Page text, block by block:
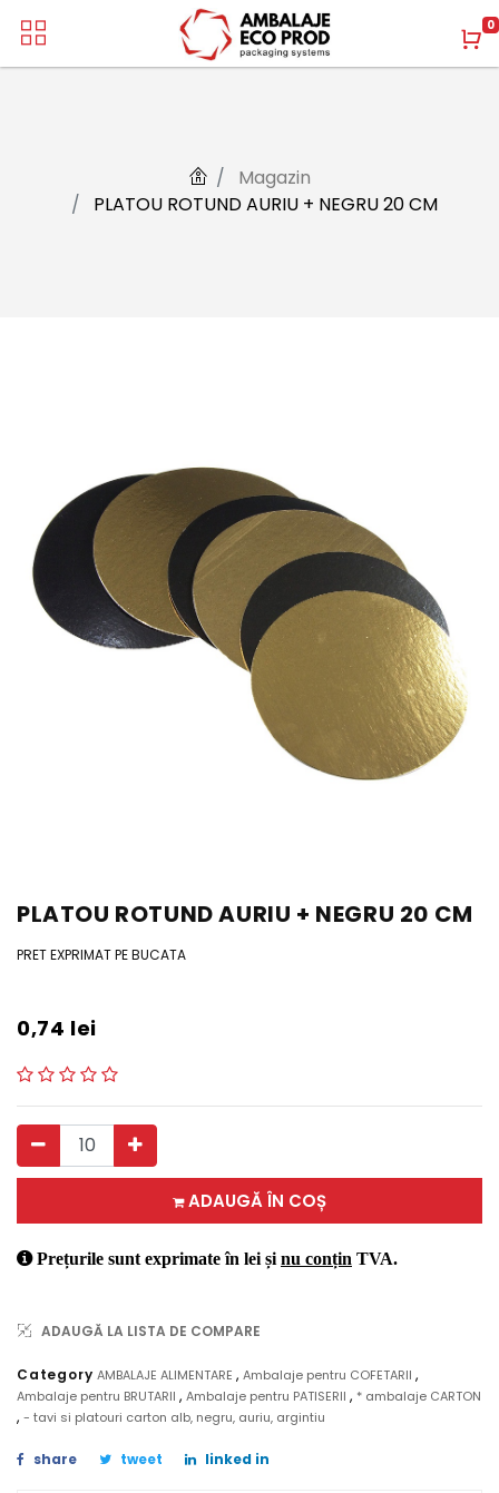
0
Magazin
PLATOU ROTUND AURIU + NEGRU 20 CM
PLATOU ROTUND AURIU + NEGRU 20 CM
PRET EXPRIMAT PE BUCATA
0,74 lei
ADAUGĂ ÎN COȘ
Prețurile sunt exprimate în lei și nu conțin TVA.
ADAUGĂ LA LISTA DE COMPARE
CategoryAMBALAJE ALIMENTARE,Ambalaje pentru COFETARII,
Ambalaje pentru BRUTARII , Ambalaje pentru PATISERII , * ambalaje CARTON
, - tavi si platouri carton alb, negru, auriu, argintiu
share tweet linked in